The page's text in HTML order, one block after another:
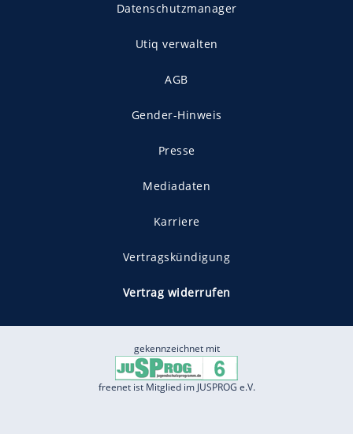
Datenschutzmanager
Utiq verwalten
AGB
Gender-Hinweis
Presse
Mediadaten
Karriere
Vertragskündigung
Vertrag widerrufen
gekennzeichnet mit
freenet ist Mitglied im JUSPROG e.V.